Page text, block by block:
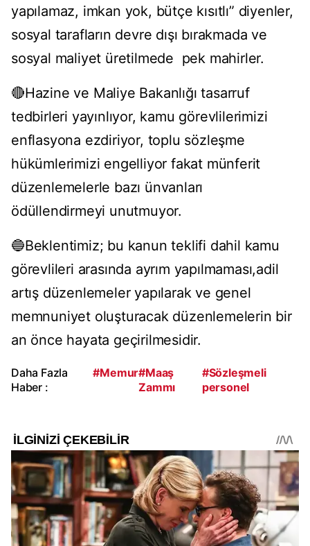
yapılamaz, imkan yok, bütçe kısıtlı” diyenler,
sosyal tarafların devre dışı bırakmada ve
sosyal maliyet üretilmede pek mahirler.
🔴Hazine ve Maliye Bakanlığı tasarruf
tedbirleri yayınlıyor, kamu görevlilerimizi
enflasyona ezdiriyor, toplu sözleşme
hükümlerimizi engelliyor fakat münferit
düzenlemelerle bazı ünvanları
ödüllendirmeyi unutmuyor.
🔵Beklentimiz; bu kanun teklifi dahil kamu
görevlileri arasında ayrım yapılmaması,adil
artış düzenlemeler yapılarak ve genel
memnuniyet oluşturacak düzenlemelerin bir
an önce hayata geçirilmesidir.
Daha Fazla
Haber :
#Memur#Maaş
Zammı
#Sözleşmeli
personel